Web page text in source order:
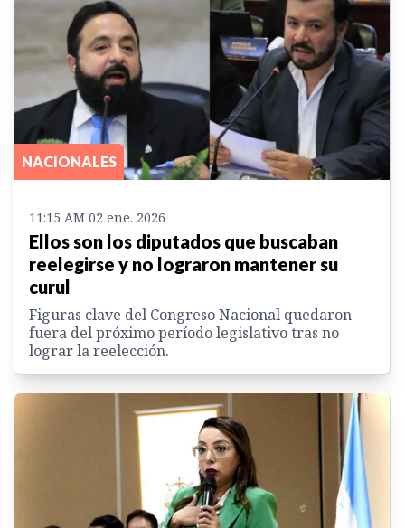
NACIONALES
11:15 AM 02 ene. 2026
Ellos son los diputados que buscaban
reelegirse y no lograron mantener su
curul
Figuras clave del Congreso Nacional quedaron
fuera del próximo período legislativo tras no
lograr la reelección.